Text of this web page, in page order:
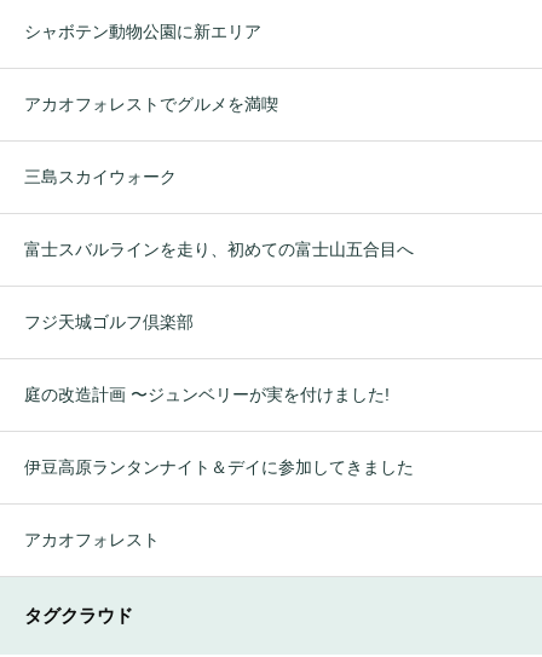
シャボテン動物公園に新エリア
アカオフォレストでグルメを満喫
三島スカイウォーク
富士スバルラインを走り、初めての富士山五合目へ
フジ天城ゴルフ倶楽部
庭の改造計画 〜ジュンベリーが実を付けました!
伊豆高原ランタンナイト＆デイに参加してきました
アカオフォレスト
タグクラウド